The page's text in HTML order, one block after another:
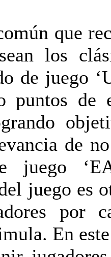
que
los
de juego
puntos de
de
juego
juego es
por
En